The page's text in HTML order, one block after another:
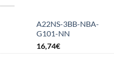
A22NS-3BB-NBA-
G101-NN
16,74€